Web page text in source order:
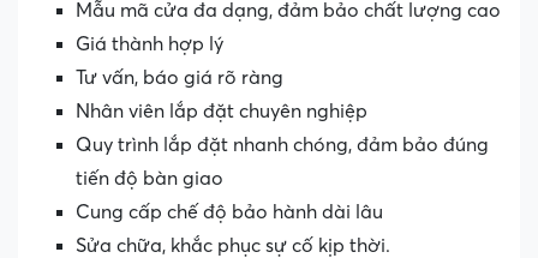
Mẫu mã cửa đa dạng, đảm bảo chất lượng cao
Giá thành hợp lý
Tư vấn, báo giá rõ ràng
Nhân viên lắp đặt chuyên nghiệp
Quy trình lắp đặt nhanh chóng, đảm bảo đúng
tiến độ bàn giao
Cung cấp chế độ bảo hành dài lâu
Sửa chữa, khắc phục sự cố kịp thời.